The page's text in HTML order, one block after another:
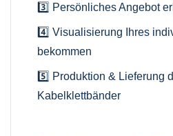
3️⃣ Persönliches Angebot
4️⃣ Visualisierung Ihres
bekommen
5️⃣ Produktion & Lieferung
Kabelklettbänder